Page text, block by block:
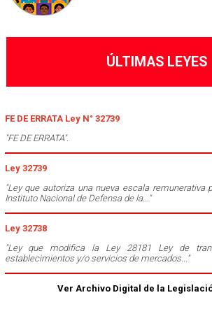
ÚLTIMAS LEYES
FE DE ERRATA Ley N° 32739
"FE DE ERRATA".
Ley 32739
"Ley que autoriza una nueva escala remunerativa
Instituto Nacional de Defensa de la..."
Ley 32738
"Ley que modifica la Ley 28181 Ley de
establecimientos y/o servicios de mercados..."
Ver Archivo Digital de la